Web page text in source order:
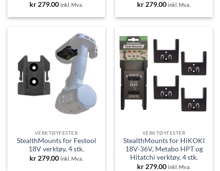
kr 279.00 inkl. Mva.
kr 279.00 inkl. Mva.
VERKTØYFESTER
StealthMounts for Festool
18V verktøy, 4 stk.
kr 279.00 inkl. Mva.
VERKTØYFESTER
StealthMounts for HiKOKI
18V-36V, Metabo HPT og
Hitatchi verktøy, 4 stk.
kr 279.00 inkl. Mva.